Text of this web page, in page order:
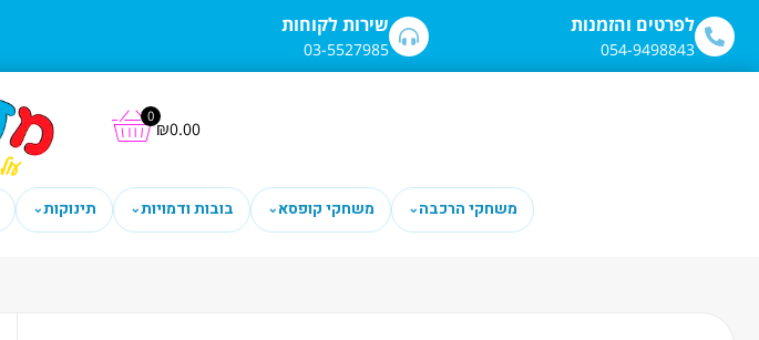
לתוכן שירות לקוחות
03-5527985
לפרטים והזמנות
054-9498843
₪0.00
0
משחקי הרכבה⌄ משחקי קופסא⌄ בובות ודמויות⌄ תינוקות⌄